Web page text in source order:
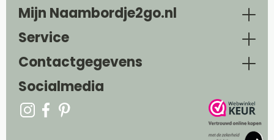
Mijn Naambordje2go.nl
Service
Contactgegevens
Socialmedia